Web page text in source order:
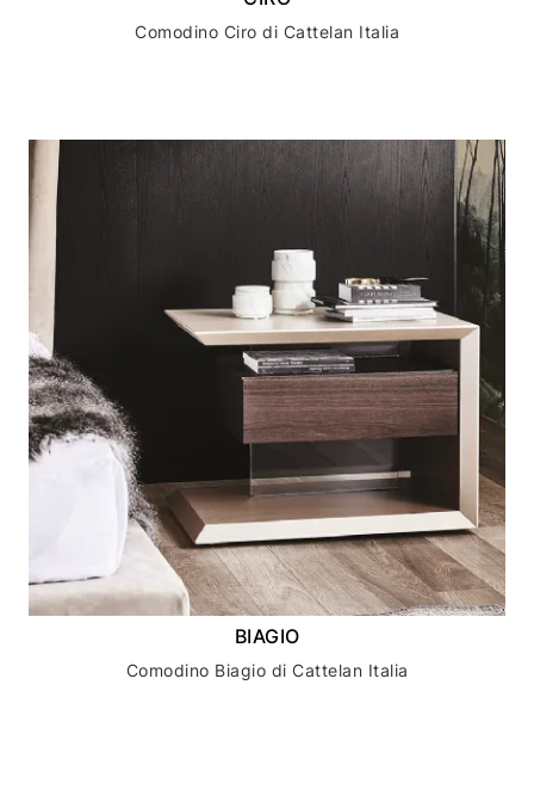
Comodino Ciro di Cattelan Italia
BIAGIO
Comodino Biagio di Cattelan Italia